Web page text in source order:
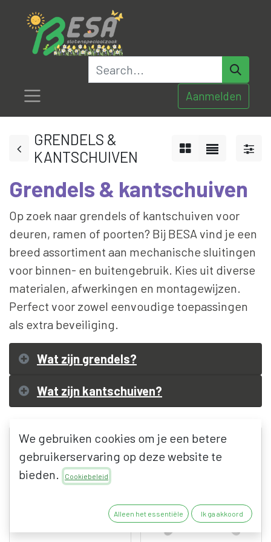
Aanmelden
GRENDELS &
KANTSCHUIVEN
Grendels & kantschuiven
Op zoek naar grendels of kantschuiven voor
deuren, ramen of poorten? Bij BESA vind je een
breed assortiment aan mechanische sluitingen
voor binnen- en buitengebruik. Kies uit diverse
materialen, afwerkingen en montagewijzen.
Perfect voor zowel eenvoudige toepassingen
als extra beveiliging.
Wat zijn grendels?
Wat zijn kantschuiven?
We gebruiken cookies om je een betere
gebruikerservaring op deze website te
bieden.
Cookiebeleid
Alleen het essentiële Ik ga akkoord